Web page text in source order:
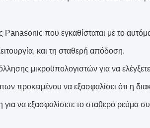
που εγκαθίσταται με το
και τη σταθερή απόδοση.
μικροϋπολογιστών για να
προκειμένου να εξασφαλίσει ότι η
να εξασφαλίσετε το σταθερό ρεύμα